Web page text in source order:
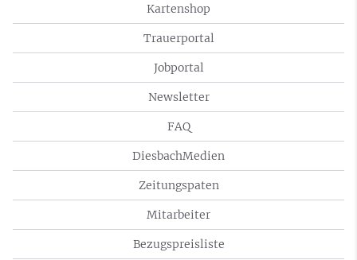
Kartenshop
Trauerportal
Jobportal
Newsletter
FAQ
DiesbachMedien
Zeitungspaten
Mitarbeiter
Bezugspreisliste